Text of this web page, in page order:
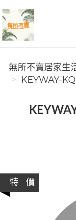
無所不賣居家生活
無所不賣居家生
KEYWAY-
特 價